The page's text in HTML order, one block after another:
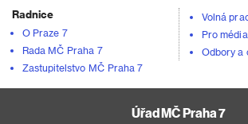
Radnice
O Praze 7
Rada MČ Praha 7
Zastupitelstvo MČ Praha 7
Volná
Pro
Odbory a
Úřad MČ Praha 7